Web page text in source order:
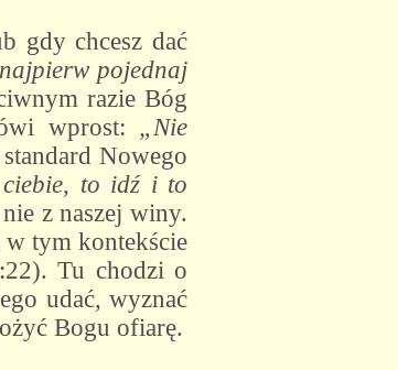
gdy chcesz dać
pojednaj
razie Bóg
wprost: „Nie
Nowego
to idź i to
z naszej winy.
tym kontekście
Tu chodzi o
udać, wyznać
Bogu ofiarę.